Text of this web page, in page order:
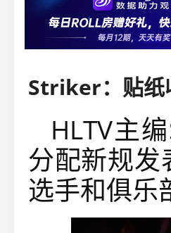
HLTV主
分配新规
选手和俱乐